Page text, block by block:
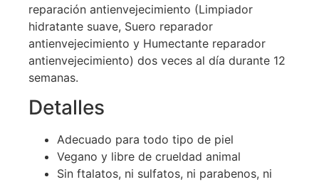
reparación antienvejecimiento (Limpiador
hidratante suave, Suero reparador
antienvejecimiento y Humectante reparador
antienvejecimiento) dos veces al día durante 12
semanas.
Detalles
Adecuado para todo tipo de piel
Vegano y libre de crueldad animal
Sin ftalatos, ni sulfatos, ni parabenos, ni